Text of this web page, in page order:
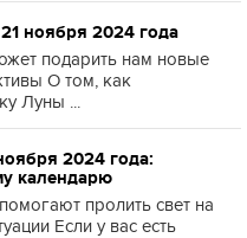
ноября 2024 года
подарить нам новые
О том, как
Луны ...
2024 года:
календарю
пролить свет на
Если у вас есть